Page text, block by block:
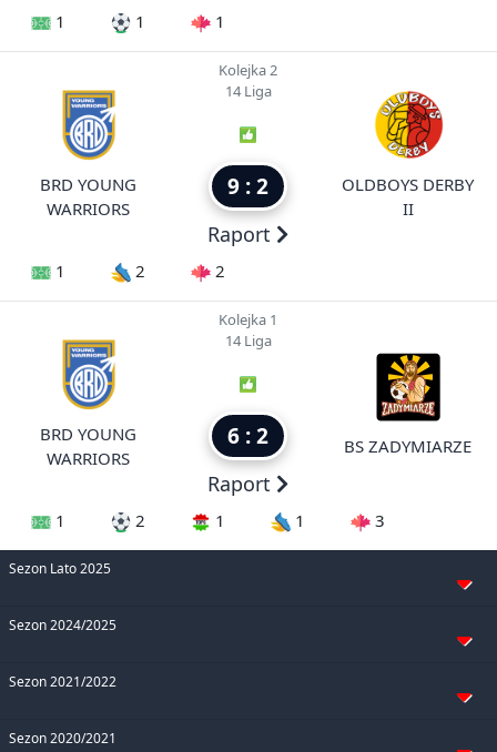
1 1 1
BRD YOUNG
WARRIORS
Kolejka 2
14 Liga
9 : 2
Raport
OLDBOYS DERBY
II
1 2 2
BRD YOUNG
WARRIORS
Kolejka 1
14 Liga
6 : 2
Raport
BS ZADYMIARZE
1 2 1 1 3
Sezon Lato 2025
Sezon 2024/2025
Sezon 2021/2022
Sezon 2020/2021